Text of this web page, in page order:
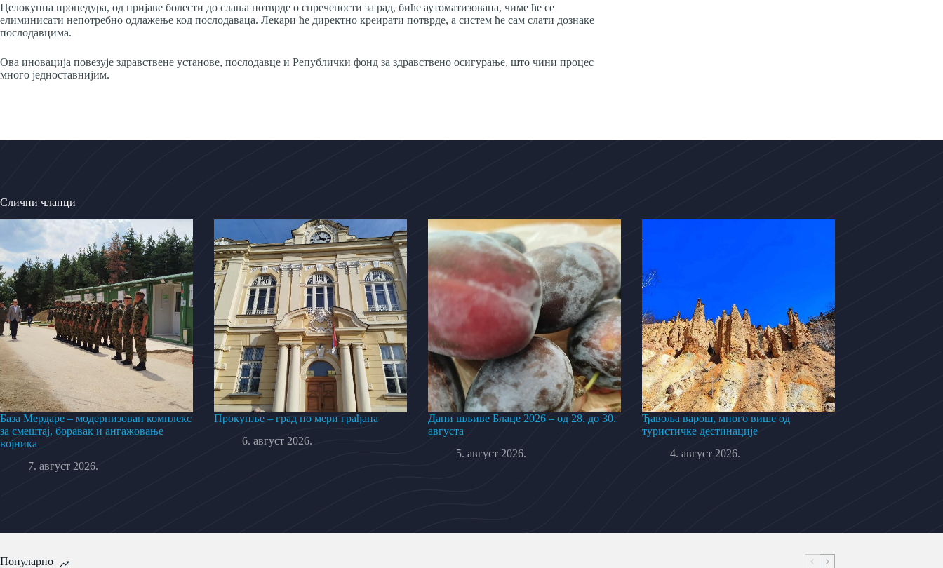
Целокупна процедура, од пријаве болести до слања потврде о спречености за рад, биће аутоматизована, чиме ће се
елиминисати непотребно одлажење код послодаваца. Лекари ће директно креирати потврде, а систем ће сам слати дознаке
послодавцима.
Ова иновација повезује здравствене установе, послодавце и Републички фонд за здравствено осигурање, што чини процес
много једноставнијим.
Слични чланци
База Мердаре – модернизован комплекс
за смештај, боравак и ангажовање
војника
7. август 2026.
Прокупље – град по мери грађана
6. август 2026.
Дани шљиве Блаце 2026 – од 28. до 30.
августа
5. август 2026.
Ђавоља варош, много више од
туристичке дестинације
4. август 2026.
Популарно